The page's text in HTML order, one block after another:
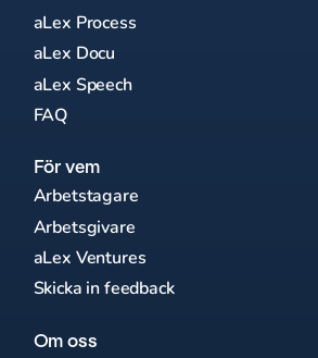
aLex Process
aLex Docu
aLex Speech
FAQ
För vem
Arbetstagare
Arbetsgivare
aLex Ventures
Skicka in feedback
Om oss